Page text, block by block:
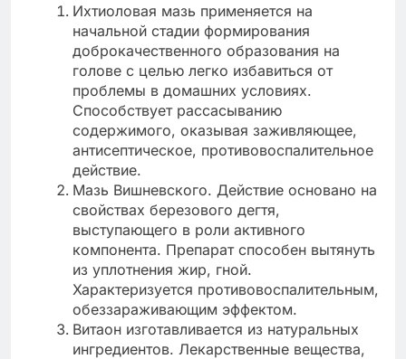
Ихтиоловая мазь применяется на
начальной стадии формирования
доброкачественного образования на
голове с целью легко избавиться от
проблемы в домашних условиях.
Способствует рассасыванию
содержимого, оказывая заживляющее,
антисептическое, противовоспалительное
действие.
Мазь Вишневского. Действие основано на
свойствах березового дегтя,
выступающего в роли активного
компонента. Препарат способен вытянуть
из уплотнения жир, гной.
Характеризуется противовоспалительным,
обеззараживающим эффектом.
Витаон изготавливается из натуральных
ингредиентов. Лекарственные вещества,